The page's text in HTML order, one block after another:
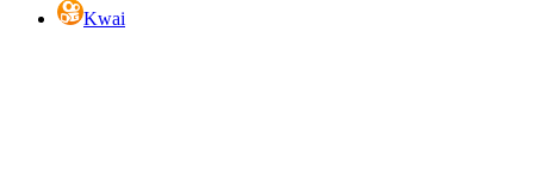
Kwai